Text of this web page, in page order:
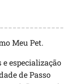
Meu Pet.
especialização
de Passo